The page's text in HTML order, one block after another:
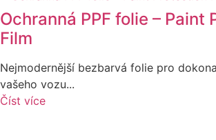
Ochranná PPF folie – Paint
Film
Nejmodernější bezbarvá folie pro
vašeho vozu...
Číst více